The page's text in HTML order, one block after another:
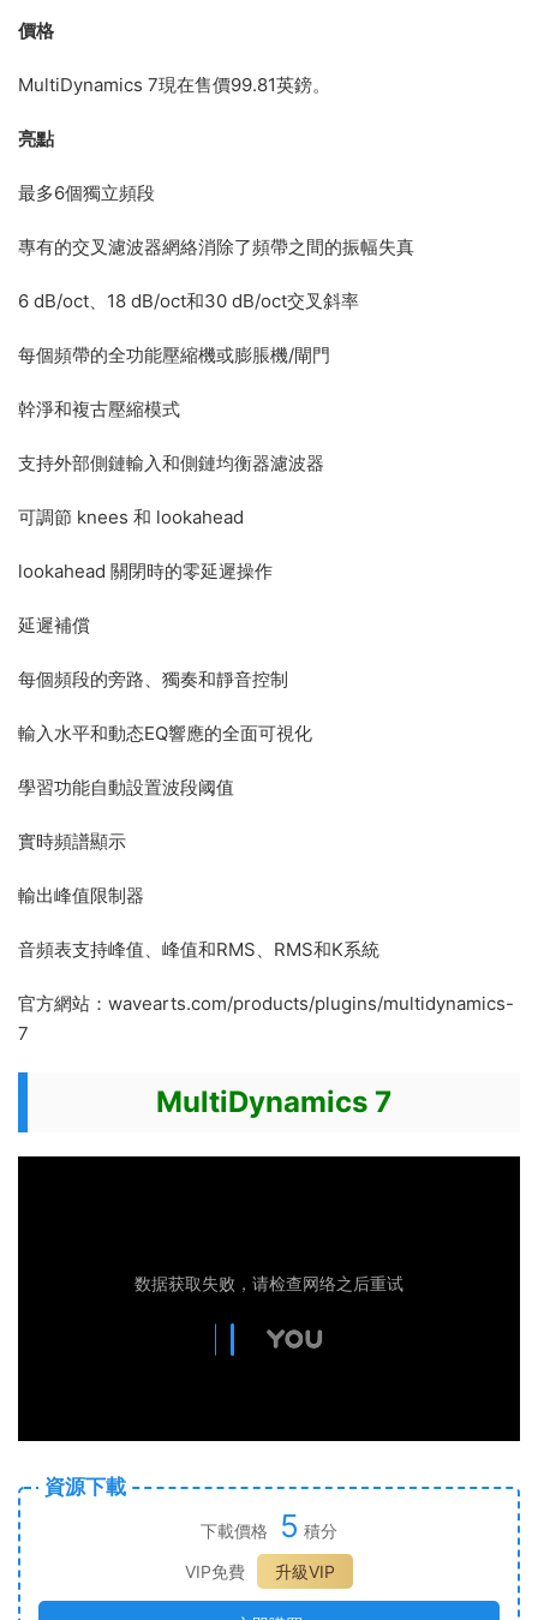
價格
MultiDynamics 7現在售價99.81英鎊。
亮點
最多6個獨立頻段
專有的交叉濾波器網絡消除了頻帶之間的振幅失真
6 dB/oct、18 dB/oct和30 dB/oct交叉斜率
每個頻帶的全功能壓縮機或膨脹機/閘門
幹淨和複古壓縮模式
支持外部側鏈輸入和側鏈均衡器濾波器
可調節 knees 和 lookahead
lookahead 關閉時的零延遲操作
延遲補償
每個頻段的旁路、獨奏和靜音控制
輸入水平和動态EQ響應的全面可視化
學習功能自動設置波段阈值
實時頻譜顯示
輸出峰值限制器
音頻表支持峰值、峰值和RMS、RMS和K系統
官方網站：wavearts.com/products/plugins/multidynamics-
7
MultiDynamics 7
資源下載
下載價格 5 積分
VIP免費
升級VIP